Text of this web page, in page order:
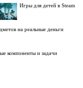
Игры для детей в Steam
на реальные деньги
компоненты и задачи